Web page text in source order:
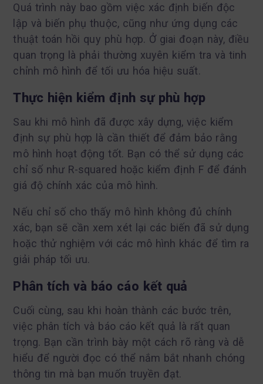
Quá trình này bao gồm việc xác định biến độc
lập và biến phụ thuộc, cũng như ứng dụng các
thuật toán hồi quy phù hợp. Ở giai đoạn này, điều
quan trọng là phải thường xuyên kiểm tra và tinh
chỉnh mô hình để tối ưu hóa hiệu suất.
Thực hiện kiểm định sự phù hợp
Sau khi mô hình đã được xây dựng, việc kiểm
định sự phù hợp là cần thiết để đảm bảo rằng
mô hình hoạt động tốt. Bạn có thể sử dụng các
chỉ số như R-squared hoặc kiểm định F để đánh
giá độ chính xác của mô hình.
Nếu chỉ số cho thấy mô hình không đủ chính
xác, bạn sẽ cần xem xét lại các biến đã sử dụng
hoặc thử nghiệm với các mô hình khác để tìm ra
giải pháp tối ưu.
Phân tích và báo cáo kết quả
Cuối cùng, sau khi hoàn thành các bước trên,
việc phân tích và báo cáo kết quả là rất quan
trọng. Bạn cần trình bày một cách rõ ràng và dễ
hiểu để người đọc có thể nắm bắt nhanh chóng
thông tin mà bạn muốn truyền đạt.